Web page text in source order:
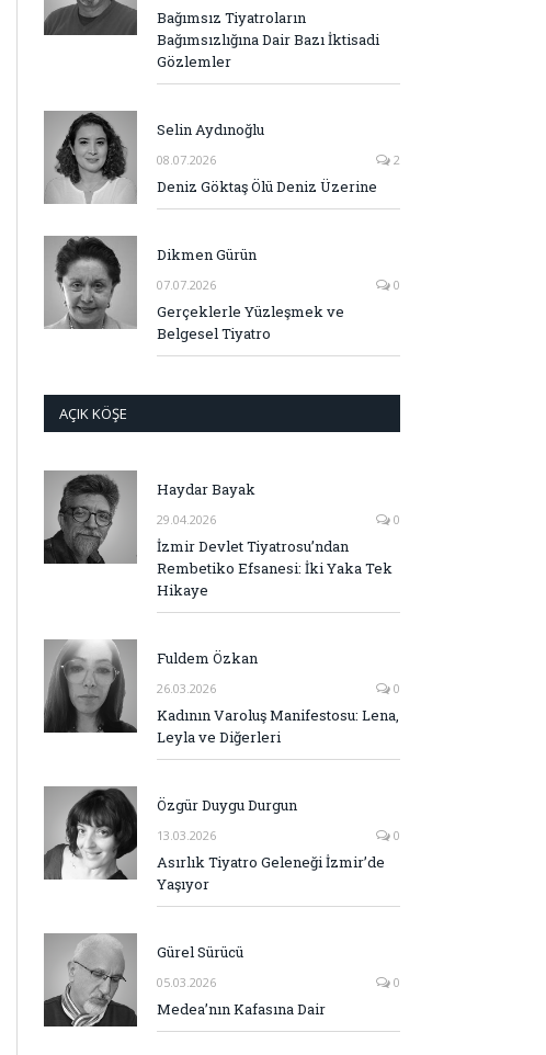
Bağımsız Tiyatroların
Bağımsızlığına Dair Bazı İktisadi
Gözlemler
Selin Aydınoğlu
08.07.2026 2
Deniz Göktaş Ölü Deniz Üzerine
Dikmen Gürün
07.07.2026 0
Gerçeklerle Yüzleşmek ve
Belgesel Tiyatro
AÇIK KÖŞE
Haydar Bayak
29.04.2026 0
İzmir Devlet Tiyatrosu’ndan
Rembetiko Efsanesi: İki Yaka Tek
Hikaye
Fuldem Özkan
26.03.2026 0
Kadının Varoluş Manifestosu: Lena,
Leyla ve Diğerleri
Özgür Duygu Durgun
13.03.2026 0
Asırlık Tiyatro Geleneği İzmir’de
Yaşıyor
Gürel Sürücü
05.03.2026 0
Medea’nın Kafasına Dair